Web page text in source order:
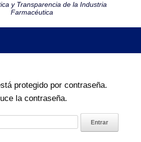
y Transparencia de la Industria
Farmacéutica
protegido por contraseña.
la contraseña.